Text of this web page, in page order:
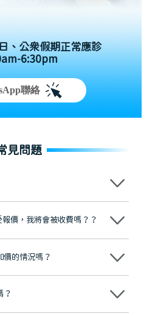
、公眾假期正常應診
6:30pm
聯絡
見問題
學校訓，各分院匯聚來自香港、內地的
」，是諾貝爾種植系統全球放心植牙中
區的顧客，受到粵港澳大灣區及周邊城
薦 珠海、深圳設有八大分院，香港亦設
問題都可以隨時預約免費咨詢，讓人十
價，我將會被收費嗎？？
，你不會被收取任何費用。
價的情況嗎？
療方案及對應的價錢，顧客同意並簽字
？
轉算收取費用，而匯率會及時告知客人